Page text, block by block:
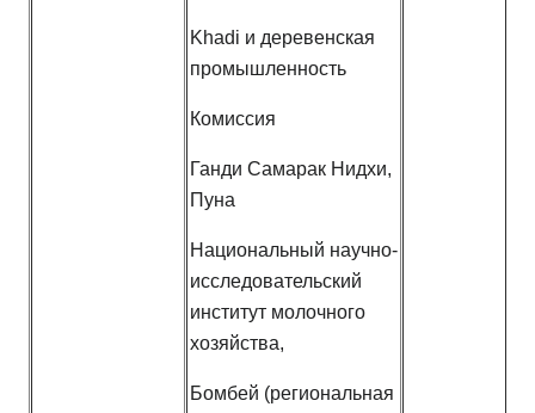
Khadi и деревенская
промышленность
Комиссия
Ганди Самарак Нидхи,
Пуна
Национальный научно-
исследовательский
институт молочного
хозяйства,
Бомбей (региональная